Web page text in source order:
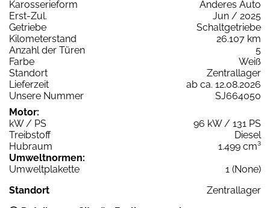
Karosserieform
Anderes Auto
Erst-Zul.
Jun / 2025
Getriebe
Schaltgetriebe
Kilometerstand
26.107 km
Anzahl der Türen
5
Farbe
Weiß
Standort
Zentrallager
Lieferzeit
ab ca. 12.08.2026
Unsere Nummer
SJ664050
Motor:
kW / PS
96 kW / 131 PS
Treibstoff
Diesel
Hubraum
1.499 cm³
Umweltnormen:
Umweltplakette
1 (None)
Standort
Zentrallager